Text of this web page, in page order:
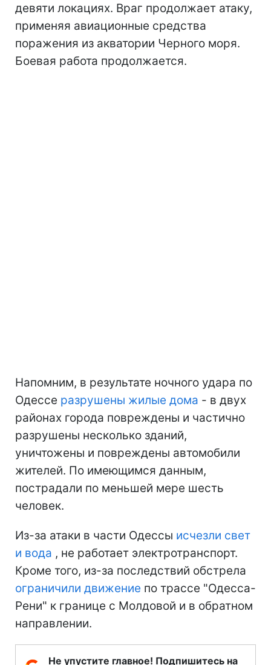
девяти локациях. Враг продолжает атаку,
применяя авиационные средства
поражения из акватории Черного моря.
Боевая работа продолжается.
Напомним, в результате ночного удара по
Одессе разрушены жилые дома - в двух
районах города повреждены и частично
разрушены несколько зданий,
уничтожены и повреждены автомобили
жителей. По имеющимся данным,
пострадали по меньшей мере шесть
человек.
Из-за атаки в части Одессы исчезли свет
и вода , не работает электротранспорт.
Кроме того, из-за последствий обстрела
ограничили движение по трассе "Одесса-
Рени" к границе с Молдовой и в обратном
направлении.
Не упустите главное! Подпишитесь на